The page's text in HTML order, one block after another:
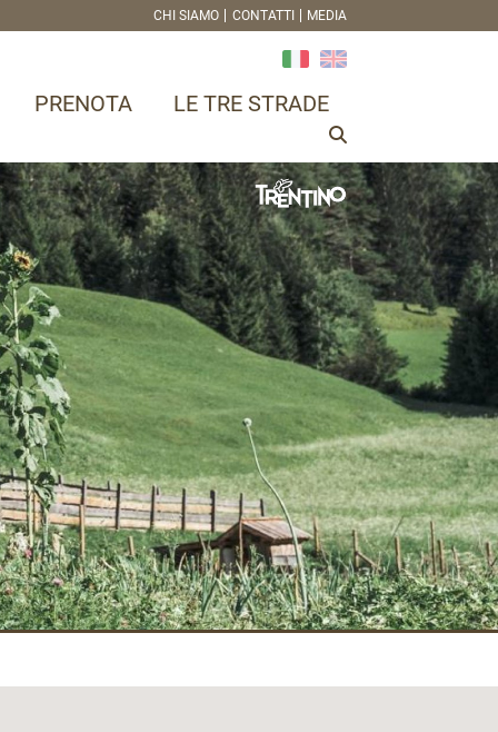
CHI SIAMO CONTATTI MEDIA
PRENOTA LE TRE STRADE